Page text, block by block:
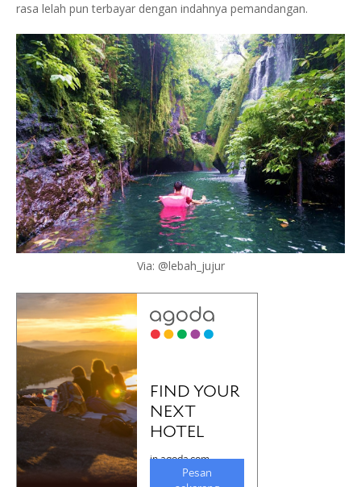
rasa lelah pun terbayar dengan indahnya pemandangan.
Via: @lebah_jujur